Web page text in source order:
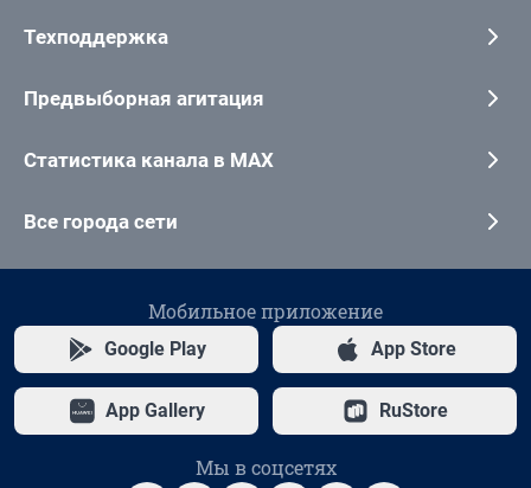
Техподдержка
Предвыборная агитация
Статистика канала в MAX
Все города сети
Мобильное приложение
Google Play App Store
App Gallery RuStore
Мы в соцсетях